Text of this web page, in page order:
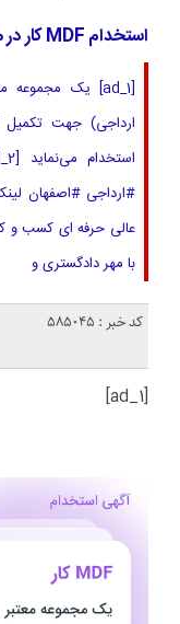
استخدام MDF کار در محدوده ارداجی اصفهان
ارداجی) جهت تکمیل
#ارداجی #اصفهان
با مهر دادگستری و
کد خبر : 585045
[ad_1]